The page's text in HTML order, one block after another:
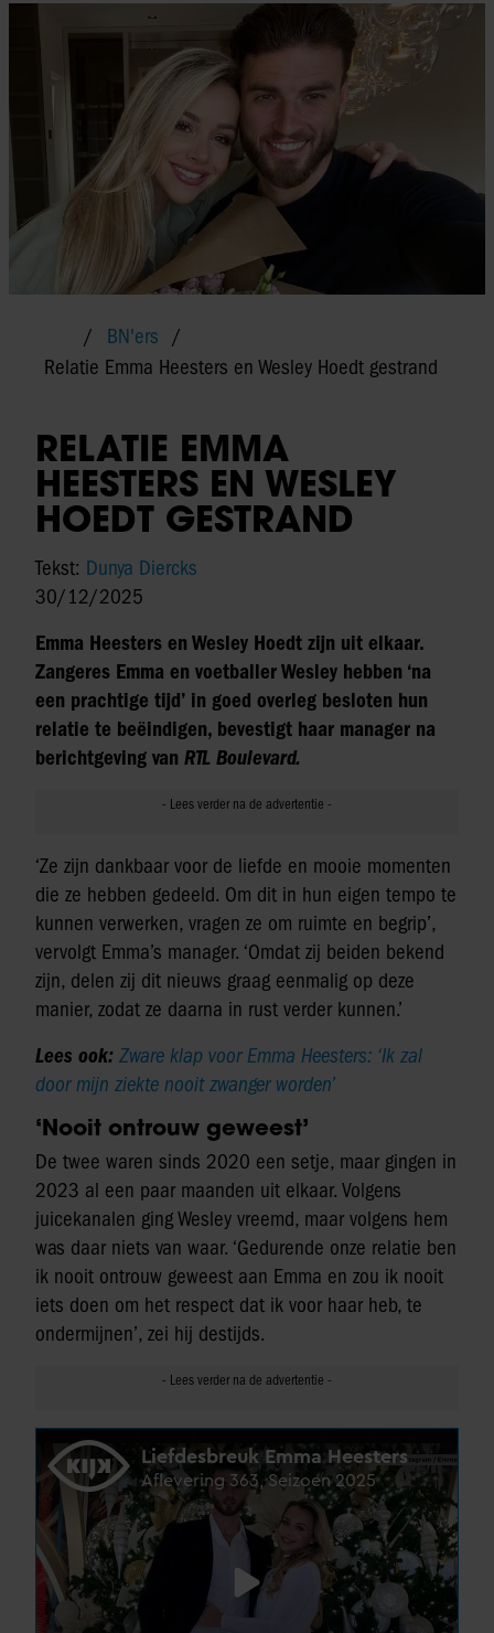
BN'ers
Relatie Emma Heesters en Wesley Hoedt gestrand
RELATIE EMMA
HEESTERS EN WESLEY
HOEDT GESTRAND
Tekst: Dunya Diercks
30/12/2025
Emma Heesters en Wesley Hoedt zijn uit elkaar.
Zangeres Emma en voetballer Wesley hebben ‘na
een prachtige tijd’ in goed overleg besloten hun
relatie te beëindigen, bevestigt haar manager na
berichtgeving van RTL Boulevard.
‘Ze zijn dankbaar voor de liefde en mooie momenten
die ze hebben gedeeld. Om dit in hun eigen tempo te
kunnen verwerken, vragen ze om ruimte en begrip’,
vervolgt Emma’s manager. ‘Omdat zij beiden bekend
zijn, delen zij dit nieuws graag eenmalig op deze
manier, zodat ze daarna in rust verder kunnen.’
Lees ook: Zware klap voor Emma Heesters: ‘Ik zal
door mijn ziekte nooit zwanger worden’
‘Nooit ontrouw geweest’
De twee waren sinds 2020 een setje, maar gingen in
2023 al een paar maanden uit elkaar. Volgens
juicekanalen ging Wesley vreemd, maar volgens hem
was daar niets van waar. ‘Gedurende onze relatie ben
ik nooit ontrouw geweest aan Emma en zou ik nooit
iets doen om het respect dat ik voor haar heb, te
ondermijnen’, zei hij destijds.